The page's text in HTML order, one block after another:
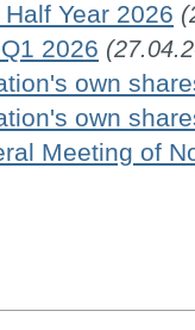
Year 2026
2026
own
own
Meeting of